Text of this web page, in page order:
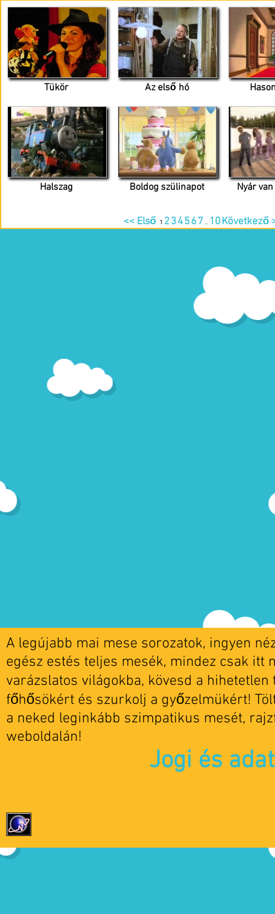
Tükör Az első hó
Halszag Boldog szülinapot Nyár
<< Első 1 234567... 10Következő
A legújabb mai mese sorozatok, ingyen
egész estés teljes mesék, mindez csak itt
varázslatos világokba, kövesd a
főhősökért és szurkolj a győzelmükért!
a neked leginkább szimpatikus mesét,
weboldalán!
Jogi és